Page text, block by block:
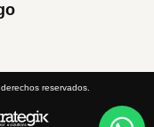
reservados.